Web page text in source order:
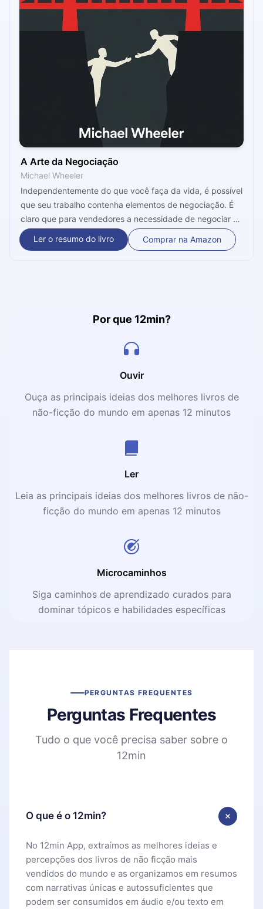
A Arte da Negociação
Michael Wheeler
Independentemente do que você faça da vida, é possível
que seu trabalho contenha elementos de negociação. É
claro que para vendedores a necessidade de negociar o
melhor preço é clara, mas isso não significa que a
negociação não é importante em todas as demais
sucesso ao negociar. Em poucas palavras, todos nós
habilidades de negociação. Este microbook vai mostrar a
Ler o resumo do livro Comprar na Amazon
Por que 12min?
Ouvir
Ouça as principais ideias dos melhores livros de
não-ficção do mundo em apenas 12 minutos
Ler
Leia as principais ideias dos melhores livros de não-
ficção do mundo em apenas 12 minutos
Microcaminhos
Siga caminhos de aprendizado curados para
dominar tópicos e habilidades específicas
PERGUNTAS FREQUENTES
Perguntas Frequentes
Tudo o que você precisa saber sobre o
12min
O que é o 12min?
No 12min App, extraímos as melhores ideias e
percepções dos livros de não ficção mais
vendidos do mundo e as organizamos em resumos
com narrativas únicas e autossuficientes que
podem ser consumidos em áudio e/ou texto em